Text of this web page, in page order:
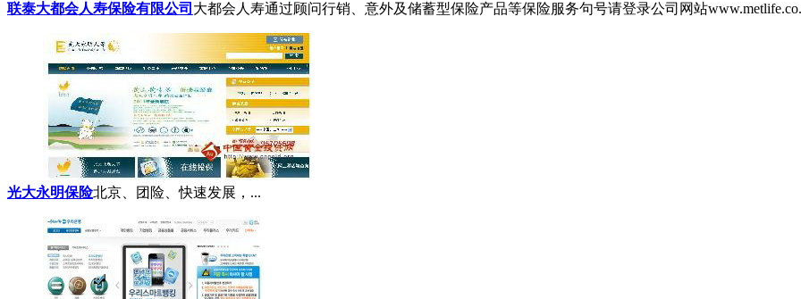
联泰大都会人寿保险有限公司 大都会人寿通过顾问行销、意外及储蓄型保险产品等保险服务句号请登录公司网站
光大永明保险北京、团险、快速发展，...